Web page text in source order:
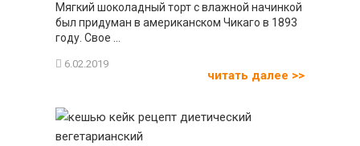
Мягкий шоколадный торт с влажной начинкой
был придуман в американском Чикаго в 1893
году. Свое ...
читать далее >>